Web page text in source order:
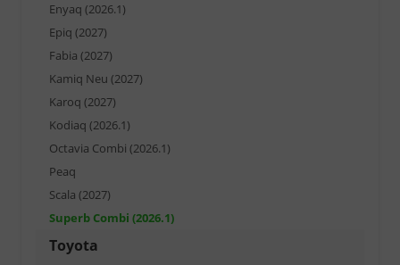
Enyaq (2026.1)
Epiq (2027)
Fabia (2027)
Kamiq Neu (2027)
Karoq (2027)
Kodiaq (2026.1)
Octavia Combi (2026.1)
Peaq
Scala (2027)
Superb Combi (2026.1)
Toyota